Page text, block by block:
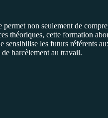
non seulement de
théoriques, cette formation
sensibilise les futurs référents
harcèlement au travail.